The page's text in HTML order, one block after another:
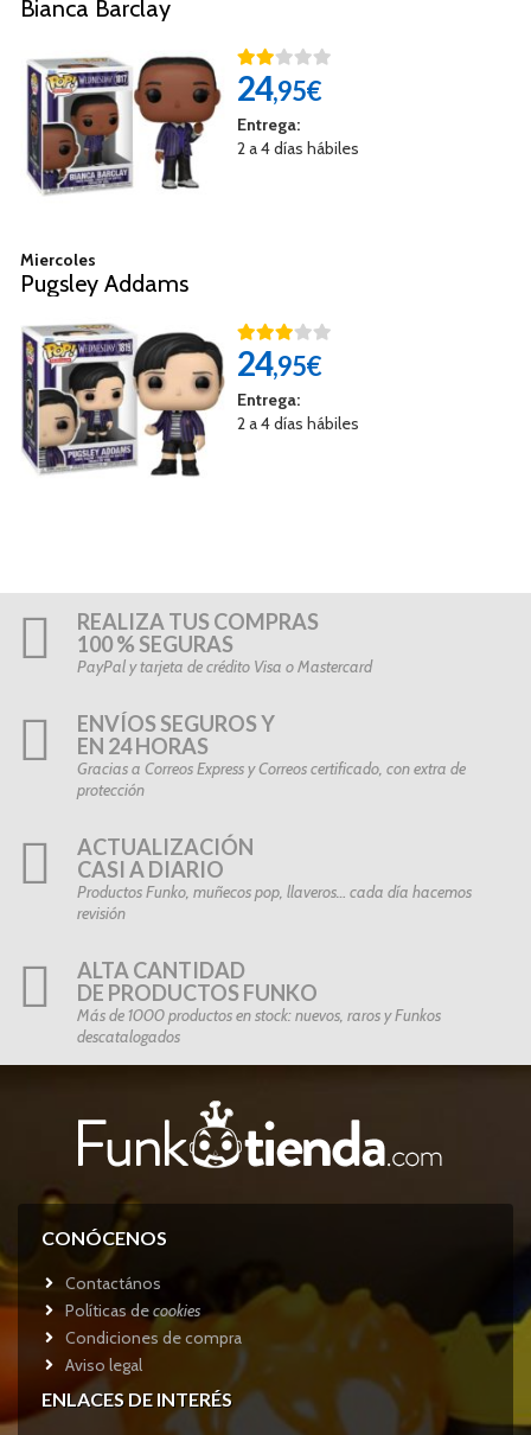
Bianca Barclay
24,95€
Entrega:
2 a 4 días hábiles
Miercoles
Pugsley Addams
24,95€
Entrega:
2 a 4 días hábiles
REALIZA TUS COMPRAS
100 % SEGURAS
PayPal y tarjeta de crédito Visa o Mastercard
ENVÍOS SEGUROS Y
EN 24 HORAS
Gracias a Correos Express y Correos certificado, con extra de
protección
ACTUALIZACIÓN
CASI A DIARIO
Productos Funko, muñecos pop, llaveros… cada día hacemos
revisión
ALTA CANTIDAD
DE PRODUCTOS FUNKO
Más de 1000 productos en stock: nuevos, raros y Funkos
descatalogados
CONÓCENOS
Contactános
Políticas decookies
Condiciones de compra
Aviso legal
ENLACES DE INTERÉS